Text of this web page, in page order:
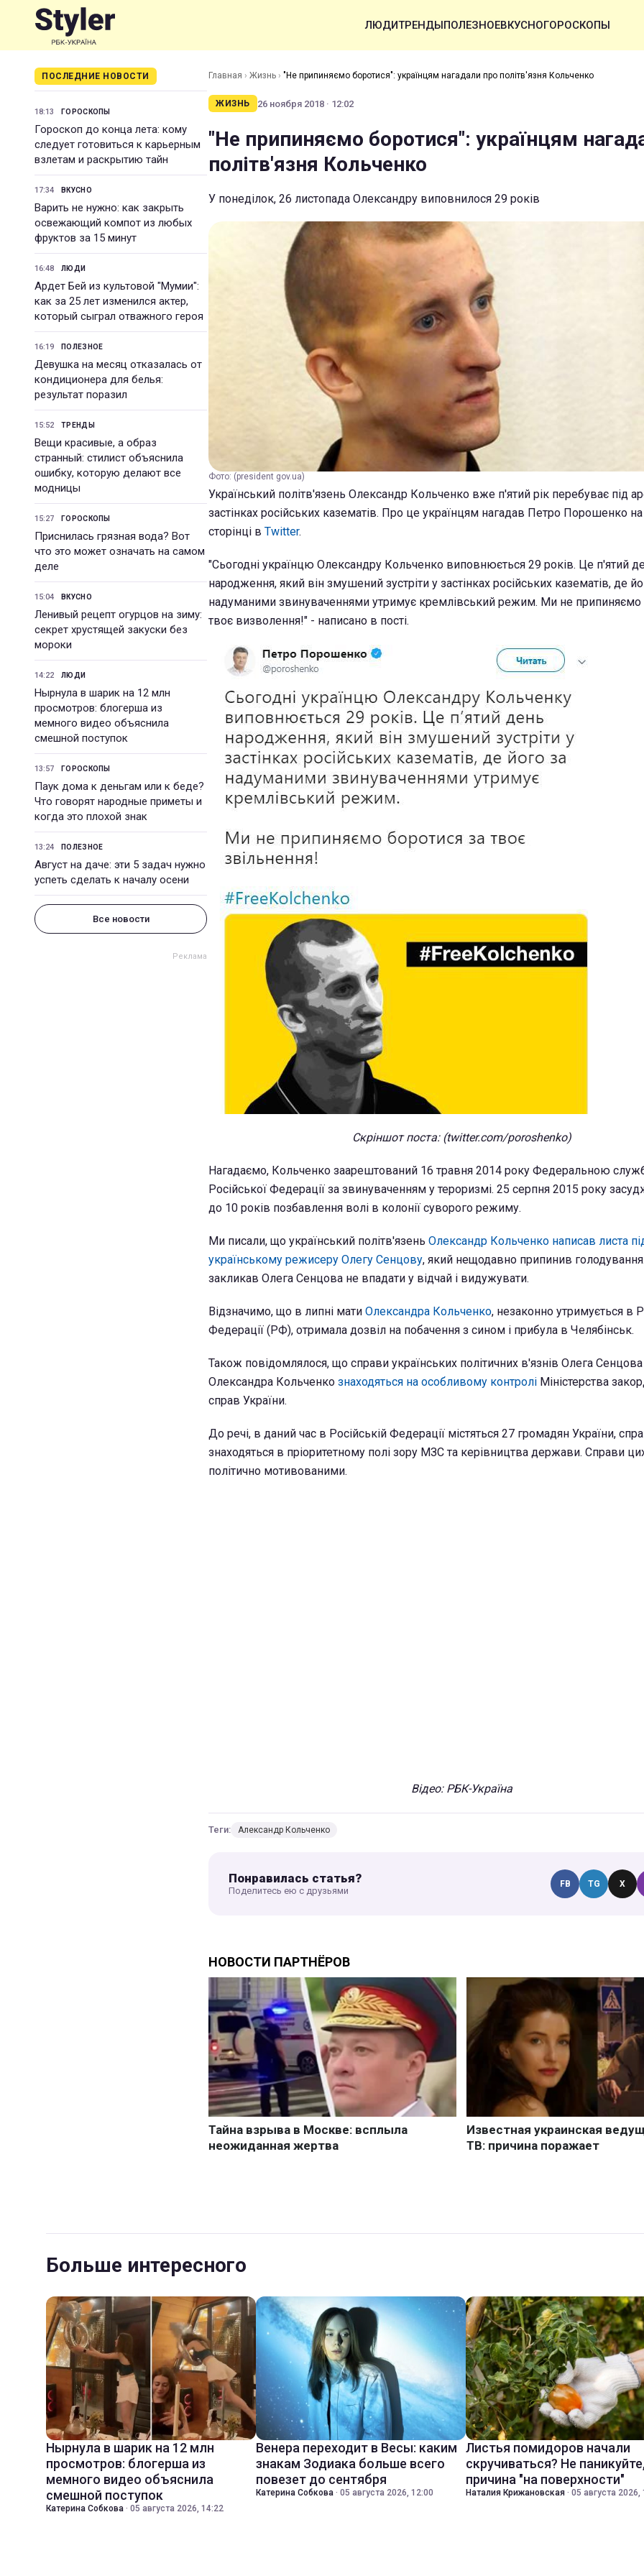
ЛЮДИТРЕНДЫПОЛЕЗНОЕВКУСНОГОРОСКОПЫ
ПОСЛЕДНИЕ НОВОСТИ
18:13 ГОРОСКОПЫ
Гороскоп до конца лета: кому
следует готовиться к карьерным
взлетам и раскрытию тайн
17:34 ВКУСНО
Варить не нужно: как закрыть
освежающий компот из любых
фруктов за 15 минут
16:48 ЛЮДИ
Ардет Бей из культовой "Мумии":
как за 25 лет изменился актер,
который сыграл отважного героя
16:19 ПОЛЕЗНОЕ
Девушка на месяц отказалась от
кондиционера для белья:
результат поразил
15:52 ТРЕНДЫ
Вещи красивые, а образ
странный: стилист объяснила
ошибку, которую делают все
модницы
15:27 ГОРОСКОПЫ
Приснилась грязная вода? Вот
что это может означать на самом
деле
15:04 ВКУСНО
Ленивый рецепт огурцов на зиму:
секрет хрустящей закуски без
мороки
14:22 ЛЮДИ
Нырнула в шарик на 12 млн
просмотров: блогерша из
мемного видео объяснила
смешной поступок
13:57 ГОРОСКОПЫ
Паук дома к деньгам или к беде?
Что говорят народные приметы и
когда это плохой знак
13:24 ПОЛЕЗНОЕ
Август на даче: эти 5 задач нужно
успеть сделать к началу осени
Все новости
Главная › Жизнь › "Не припиняємо боротися": українцям нагадали про політв'язня Кольченко
ЖИЗНЬ 26 ноября 2018 · 12:02
"Не припиняємо боротися": українцям
політв'язня Кольченко
У понеділок, 26 листопада Олександру виповнилося 29 років
Фото: (president gov.ua)
Український політв'язень Олександр Кольченко вже п'ятий рік перебуває під
застінках російських казематів. Про це українцям нагадав Петро Порошенко на
сторінці в Twitter.
"Сьогодні українцю Олександру Кольченко виповнюється 29 років. Це п'ятий
народження, який він змушений зустріти у застінках російських казематів, де
надуманими звинуваченнями утримує кремлівський режим. Ми не припиняємо
твоє визволення!" - написано в пості.
Скріншот поста: (twitter.com/poroshenko)
Нагадаємо, Кольченко заарештований 16 травня 2014 року Федеральною
Російської Федерації за звинуваченням у тероризмі. 25 серпня 2015 року
до 10 років позбавлення волі в колонії суворого режиму.
Ми писали, що український політв'язень Олександр Кольченко написав листа
українському режисеру Олегу Сенцову, який нещодавно припинив
закликав Олега Сенцова не впадати у відчай і видужувати.
Відзначимо, що в липні мати Олександра Кольченко, незаконно утримується в
Федерації (РФ), отримала дозвіл на побачення з сином і прибула в Челябінськ.
Також повідомлялося, що справи українських політичних в'язнів Олега Сенцова
Олександра Кольченко знаходяться на особливому контролі Міністерства
справ України.
До речі, в даний час в Російській Федерації містяться 27 громадян України,
знаходяться в пріоритетному полі зору МЗС та керівництва держави. Справи
політично мотивованими.
Відео: РБК-Україна
Теги: Александр Кольченко
Понравилась статья?
Поделитесь ею с друзьями
FB TG X
Больше интересного
Нырнула в шарик на 12 млн
просмотров: блогерша из
мемного видео объяснила
смешной поступок
Катерина Собкова · 05 августа 2026, 14:22
Венера переходит в Весы: каким
знакам Зодиака больше всего
повезет до сентября
Катерина Собкова · 05 августа 2026, 12:00
Листья помидоров начали
скручиваться? Не
причина "на поверхности"
Наталия Крижановская · 05 августа 2026,